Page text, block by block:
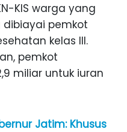
KIS warga yang
dibiayai pemkot
kelas III.
pemkot
miliar untuk iuran
Jatim: Khusus